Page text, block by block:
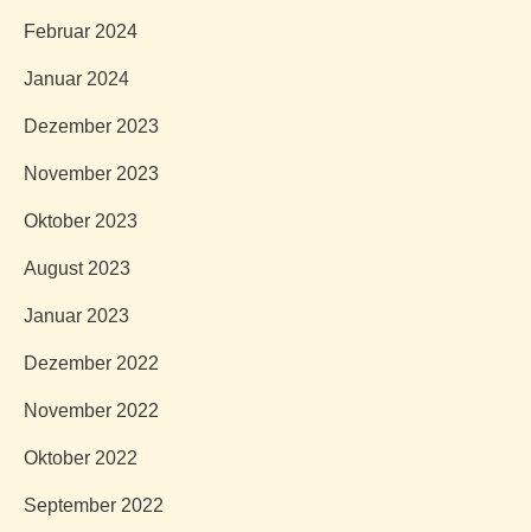
Februar 2024
Januar 2024
Dezember 2023
November 2023
Oktober 2023
August 2023
Januar 2023
Dezember 2022
November 2022
Oktober 2022
September 2022